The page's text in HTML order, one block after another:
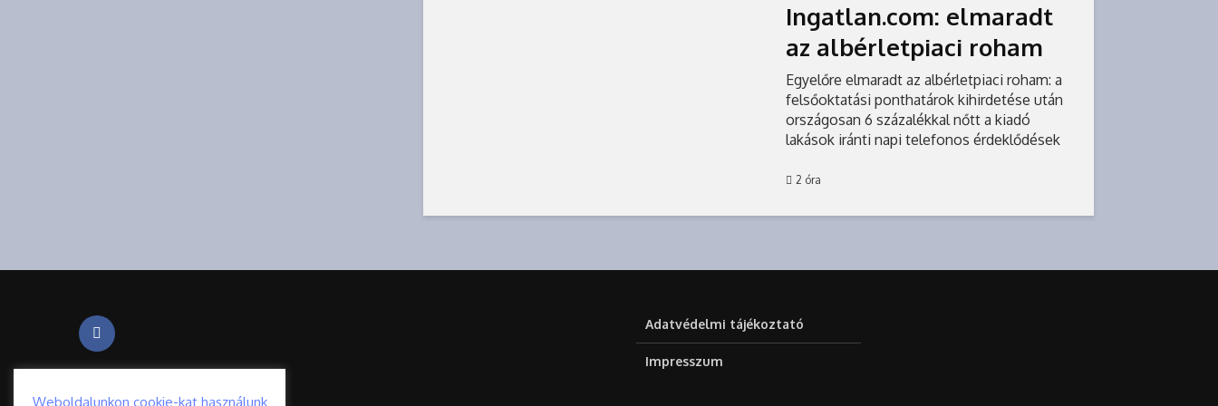
Ingatlan.com: elmaradt
az albérletpiaci roham
Egyelőre elmaradt az albérletpiaci roham: a
felsőoktatási ponthatárok kihirdetése után
országosan 6 százalékkal nőtt a kiadó
lakások iránti napi telefonos érdeklődések
2 óra
Adatvédelmi tájékoztató
Impresszum
Weboldalunkon cookie-kat használunk